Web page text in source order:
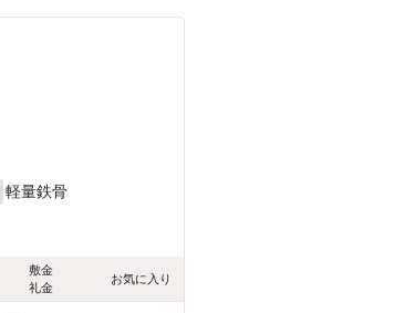
軽量鉄骨
敷金
礼金
お気に入り